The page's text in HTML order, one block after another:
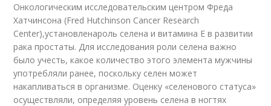
Онкологическим исследовательским центром Фреда
Хатчинсона (Fred Hutchinson Cancer Research
Center),установленароль селена и витамина Е в развитии
рака простаты. Для исследования роли селена важно
было учесть, какое количество этого элемента мужчины
употребляли ранее, поскольку селен может
накапливаться в организме. Оценку «селенового статуса»
осуществляли, определяя уровень селена в ногтях